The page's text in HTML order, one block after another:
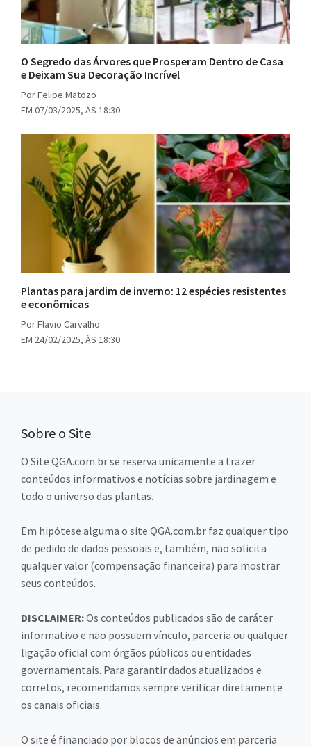
O Segredo das Árvores que Prosperam Dentro de Casa
e Deixam Sua Decoração Incrível
Por Felipe Matozo
EM 07/03/2025, ÀS 18:30
Plantas para jardim de inverno: 12 espécies resistentes
e econômicas
Por Flavio Carvalho
EM 24/02/2025, ÀS 18:30
Sobre o Site
O Site QGA.com.br se reserva unicamente a trazer
conteúdos informativos e notícias sobre jardinagem e
todo o universo das plantas.
Em hipótese alguma o site QGA.com.br faz qualquer tipo
de pedido de dados pessoais e, também, não solicita
qualquer valor (compensação financeira) para mostrar
seus conteúdos.
DISCLAIMER:Os conteúdos publicados são de caráter
informativo e não possuem vínculo, parceria ou qualquer
ligação oficial com órgãos públicos ou entidades
governamentais. Para garantir dados atualizados e
corretos, recomendamos sempre verificar diretamente
os canais oficiais.
O site é financiado por blocos de anúncios em parceria